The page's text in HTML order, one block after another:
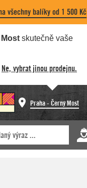
všechny balíky od 1 500 Kč
Most skutečně vaše
Ne, vybrat jinou prodejnu.
Praha - Černý Most